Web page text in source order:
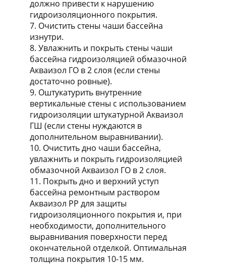
должно привести к нарушению
гидроизоляционного покрытия.
7. Очистить стены чаши бассейна
изнутри.
8. Увлажнить и покрыть стены чаши
бассейна гидроизоляцией обмазочной
Акваизол ГО в 2 слоя (если стены
достаточно ровные).
9. Оштукатурить внутренние
вертикальные стены с использованием
гидроизоляции штукатурной Акваизол
ГШ (если стены нуждаются в
дополнительном выравнивании).
10. Очистить дно чаши бассейна,
увлажнить и покрыть гидроизоляцией
обмазочной Акваизол ГО в 2 слоя.
11. Покрыть дно и верхний уступ
бассейна ремонтным раствором
Акваизол РР для защиты
гидроизоляционного покрытия и, при
необходимости, дополнительного
выравнивания поверхности перед
окончательной отделкой. Оптимальная
толщина покрытия 10-15 мм.